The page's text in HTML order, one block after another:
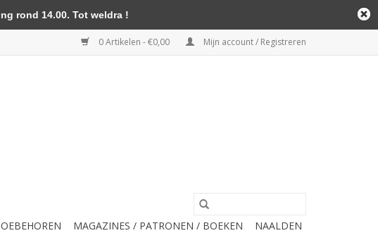
0 Artikelen - €0,00 Mijn account / Registreren
MAGAZINES / PATRONEN / BOEKEN NAALDEN
rond 14.00. Tot weldra !